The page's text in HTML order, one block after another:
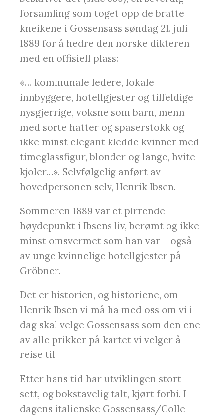
forsamling som toget opp de bratte
kneikene i Gossensass søndag 21. juli
1889 for å hedre den norske dikteren
med en offisiell plass:
«… kommunale ledere, lokale
innbyggere, hotellgjester og tilfeldige
nysgjerrige, voksne som barn, menn
med sorte hatter og spaserstokk og
ikke minst elegant kledde kvinner med
timeglassfigur, blonder og lange, hvite
kjoler…». Selvfølgelig anført av
hovedpersonen selv, Henrik Ibsen.
Sommeren 1889 var et pirrende
høydepunkt i Ibsens liv, berømt og ikke
minst omsvermet som han var – også
av unge kvinnelige hotellgjester på
Gröbner.
Det er historien, og historiene, om
Henrik Ibsen vi må ha med oss om vi i
dag skal velge Gossensass som den ene
av alle prikker på kartet vi velger å
reise til.
Etter hans tid har utviklingen stort
sett, og bokstavelig talt, kjørt forbi. I
dagens italienske Gossensass/Colle